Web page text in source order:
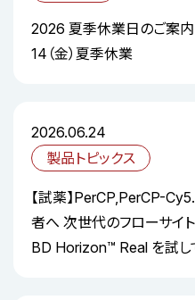
2026 夏季休業日のご案
14（金）夏季休業
2026.06.24
製品トピックス
【試薬】PerCP,PerCP-
者へ 次世代のフローサイ
BD Horizon™ Real を試し